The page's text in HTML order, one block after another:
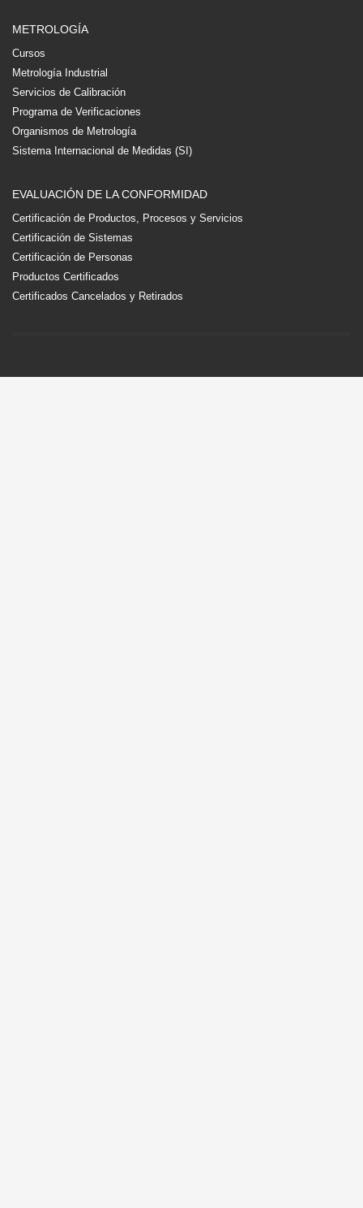
METROLOGÍA
Cursos
Metrología Industrial
Servicios de Calibración
Programa de Verificaciones
Organismos de Metrología
Sistema Internacional de Medidas (SI)
EVALUACIÓN DE LA CONFORMIDAD
Certificación de Productos, Procesos y Servicios
Certificación de Sistemas
Certificación de Personas
Productos Certificados
Certificados Cancelados y Retirados